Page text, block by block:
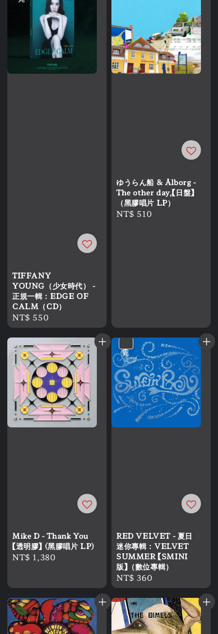
TIFFANY
YOUNG（少女時代） -
正規一輯：EDGE OF
CALM（CD）
Regular
price
NT$ 550
ゆうらん船 & Ålborg -
The other day,【日盤】
（黑膠唱片 LP）
Regular
NT$ 510
Mike D - Thank You
【透明膠】 (黑膠唱片 LP)
Regular
NT$ 1,380
RED VELVET - 夏日
迷你專輯：VELVET
SUMMER 【SMINI
版】（數位專輯）
Regular
price
NT$ 360